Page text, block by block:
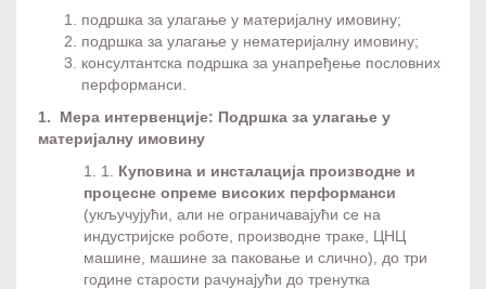
подршка за улагање у материјалну имовину;
подршка за улагање у нематеријалну имовину;
консултантска подршка за унапређење пословних
перформанси.
1. Мера интервенције: Подршка за улагање у
материјалну имовину
1. 1. Куповина и инсталација производне и
процесне опреме високих перформанси
(укључујући, али не ограничавајући се на
индустријске роботе, производне траке, ЦНЦ
машине, машине за паковање и слично), до три
године старости рачунајући до тренутка